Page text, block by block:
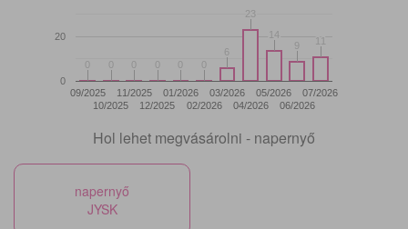
09/2025
10/2025
11/2025
12/2025
01/2026
02/2026
03/2026
04/2026
05/2026
06/2026
07/2026
0
20
00 00 00 00 00 00
66
23
23
14
14
99 11
11
Hol lehet megvásárolni - napernyő
napernyő
JYSK